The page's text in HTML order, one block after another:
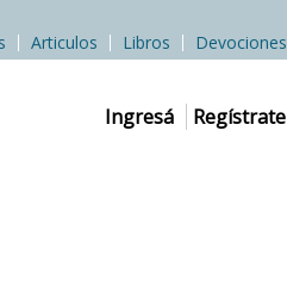
Articulos Libros Devociones
Ingresá Regístrate